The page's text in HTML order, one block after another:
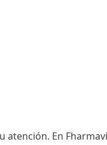
atención. En